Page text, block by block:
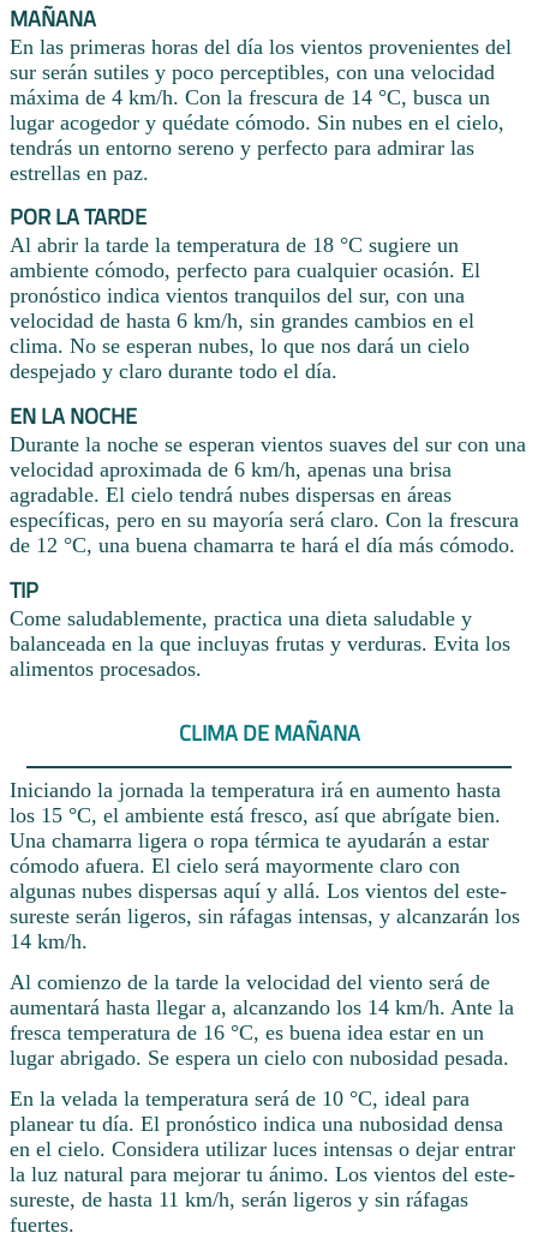
MAÑANA
En las primeras horas del día los vientos provenientes del
sur serán sutiles y poco perceptibles, con una velocidad
máxima de 4 km/h. Con la frescura de 14 °C, busca un
lugar acogedor y quédate cómodo. Sin nubes en el cielo,
tendrás un entorno sereno y perfecto para admirar las
estrellas en paz.
POR LA TARDE
Al abrir la tarde la temperatura de 18 °C sugiere un
ambiente cómodo, perfecto para cualquier ocasión. El
pronóstico indica vientos tranquilos del sur, con una
velocidad de hasta 6 km/h, sin grandes cambios en el
clima. No se esperan nubes, lo que nos dará un cielo
despejado y claro durante todo el día.
EN LA NOCHE
Durante la noche se esperan vientos suaves del sur con una
velocidad aproximada de 6 km/h, apenas una brisa
agradable. El cielo tendrá nubes dispersas en áreas
específicas, pero en su mayoría será claro. Con la frescura
de 12 °C, una buena chamarra te hará el día más cómodo.
TIP
Come saludablemente, practica una dieta saludable y
balanceada en la que incluyas frutas y verduras. Evita los
alimentos procesados.
CLIMA DE MAÑANA
Iniciando la jornada la temperatura irá en aumento hasta
los 15 °C, el ambiente está fresco, así que abrígate bien.
Una chamarra ligera o ropa térmica te ayudarán a estar
cómodo afuera. El cielo será mayormente claro con
algunas nubes dispersas aquí y allá. Los vientos del este-
sureste serán ligeros, sin ráfagas intensas, y alcanzarán los
14 km/h.
Al comienzo de la tarde la velocidad del viento será de
aumentará hasta llegar a, alcanzando los 14 km/h. Ante la
fresca temperatura de 16 °C, es buena idea estar en un
lugar abrigado. Se espera un cielo con nubosidad pesada.
En la velada la temperatura será de 10 °C, ideal para
planear tu día. El pronóstico indica una nubosidad densa
en el cielo. Considera utilizar luces intensas o dejar entrar
la luz natural para mejorar tu ánimo. Los vientos del este-
sureste, de hasta 11 km/h, serán ligeros y sin ráfagas
fuertes.